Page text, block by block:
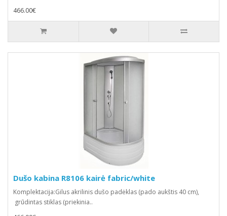
466.00€
Dušo kabina R8106 kairė fabric/white
Komplektacija:Gilus akrilinis dušo padėklas (pado aukštis 40 cm),
grūdintas stiklas (priekinia..